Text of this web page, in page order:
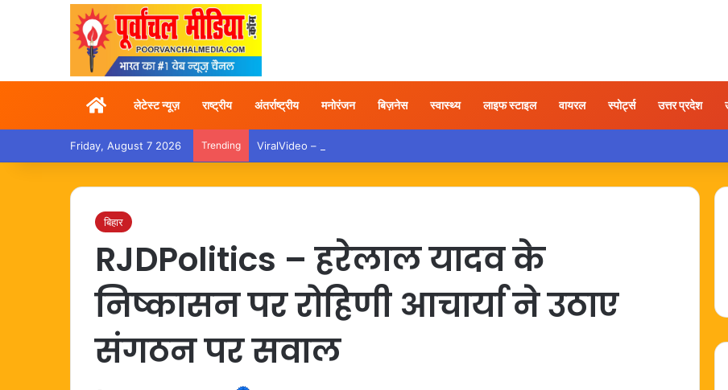
Homeलेटेस्ट न्यूज़ राष्ट्रीय अंतर्राष्ट्रीय मनोरंजन बिज़नेस स्वास्थ्य लाइफ स्टाइल वायरल स्पोर्ट्स उत्तर प्रदेश
Friday, August 7 2026 Trending ViralVideo – ट्रेन में तोड़फोड़ करते युवक का वीडियो वायरल, कार्रवाई की उठी मांग
बिहार
RJDPolitics – हरेलाल यादव के
निष्कासन पर रोहिणी आचार्या ने उठाए
संगठन पर सवाल